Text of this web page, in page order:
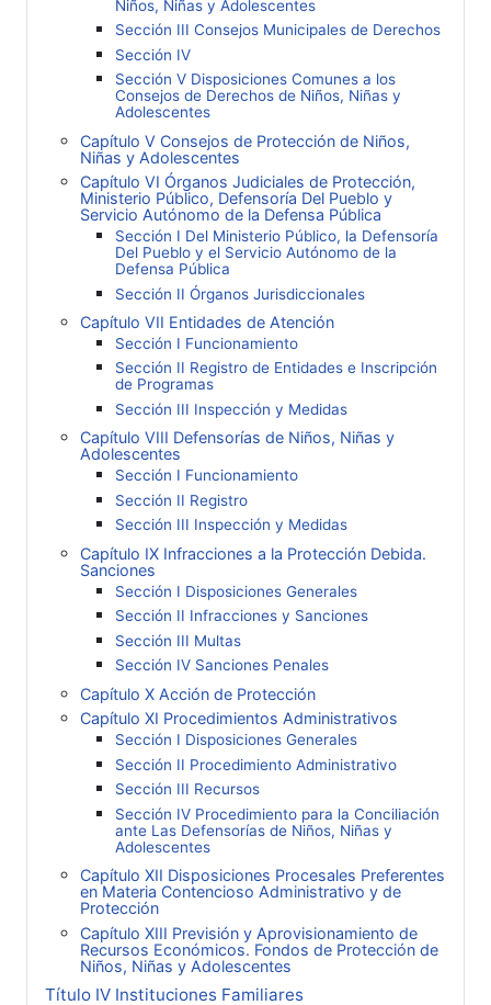
Niños, Niñas y Adolescentes
Sección III Consejos Municipales de Derechos
Sección IV
Sección V Disposiciones Comunes a los
Consejos de Derechos de Niños, Niñas y
Adolescentes
Capítulo V Consejos de Protección de Niños,
Niñas y Adolescentes
Capítulo VI Órganos Judiciales de Protección,
Ministerio Público, Defensoría Del Pueblo y
Servicio Autónomo de la Defensa Pública
Sección I Del Ministerio Público, la Defensoría
Del Pueblo y el Servicio Autónomo de la
Defensa Pública
Sección II Órganos Jurisdiccionales
Capítulo VII Entidades de Atención
Sección I Funcionamiento
Sección II Registro de Entidades e Inscripción
de Programas
Sección III Inspección y Medidas
Capítulo VIII Defensorías de Niños, Niñas y
Adolescentes
Sección I Funcionamiento
Sección II Registro
Sección III Inspección y Medidas
Capítulo IX Infracciones a la Protección Debida.
Sanciones
Sección I Disposiciones Generales
Sección II Infracciones y Sanciones
Sección III Multas
Sección IV Sanciones Penales
Capítulo X Acción de Protección
Capítulo XI Procedimientos Administrativos
Sección I Disposiciones Generales
Sección II Procedimiento Administrativo
Sección III Recursos
Sección IV Procedimiento para la Conciliación
ante Las Defensorías de Niños, Niñas y
Adolescentes
Capítulo XII Disposiciones Procesales Preferentes
en Materia Contencioso Administrativo y de
Protección
Capítulo XIII Previsión y Aprovisionamiento de
Recursos Económicos. Fondos de Protección de
Niños, Niñas y Adolescentes
Título IV Instituciones Familiares